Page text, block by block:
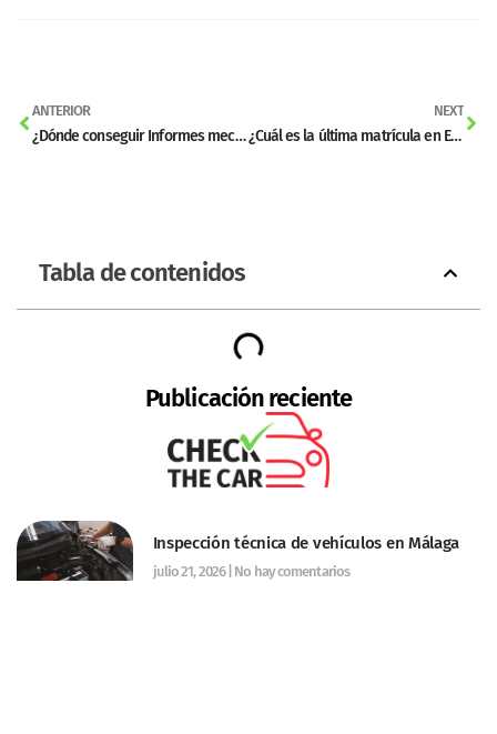
ANTERIOR
¿Dónde conseguir Informes mecánicos en España?
NEXT
¿Cuál es la última matrícula en España por DGT?
Tabla de contenidos
Publicación reciente
Inspección técnica de vehículos en Málaga
julio 21, 2026 No hay comentarios